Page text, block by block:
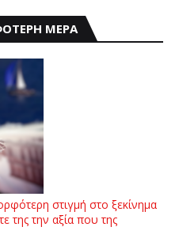
ΜΕΡΑ
στιγμή στο ξεκίνημα
της την αξία που της